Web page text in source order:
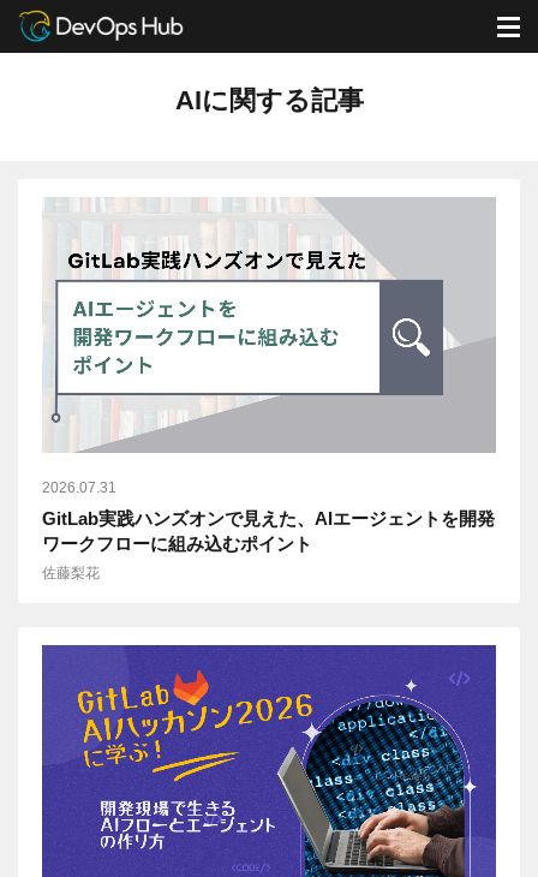
DevOps Hub ブログ AIに関する記事
AIに関する記事
2026.07.31
GitLab実践ハンズオンで見えた、AIエージェントを開発
ワークフローに組み込むポイント
佐藤梨花